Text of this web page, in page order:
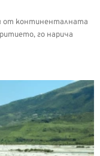
от континенталната
го нарича